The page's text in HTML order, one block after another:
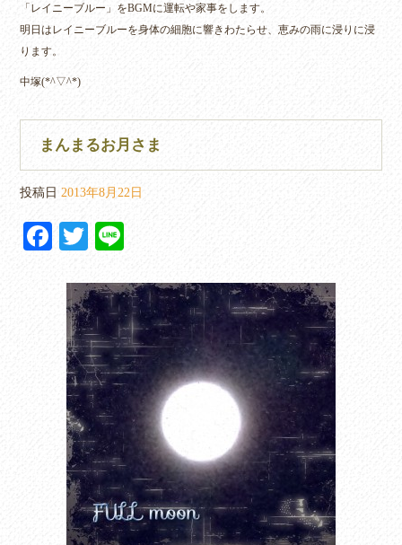
「レイニーブルー」をBGMに運転や家事をします。
明日はレイニーブルーを身体の細胞に響きわたらせ、恵みの雨に浸りに浸
ります。
中塚(*^▽^*)
まんまるお月さま
投稿日 2013年8月22日
Fa
bo
ok
T
tte
r